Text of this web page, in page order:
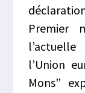
Premier
l’Union
Mons”